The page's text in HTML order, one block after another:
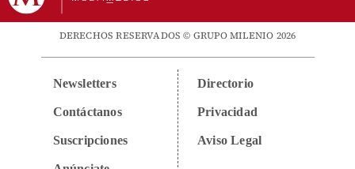
DERECHOS RESERVADOS © GRUPO MILENIO 2026
Newsletters
Contáctanos
Suscripciones
Directorio
Privacidad
Aviso Legal